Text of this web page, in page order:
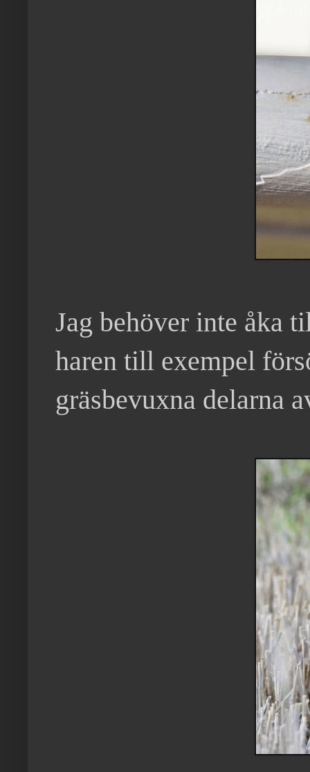
Jag behöver inte åka
haren till exempel
gräsbevuxna delarna